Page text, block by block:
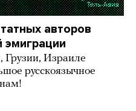
авторов
эмиграции
Грузии, Израиле
русскоязычное